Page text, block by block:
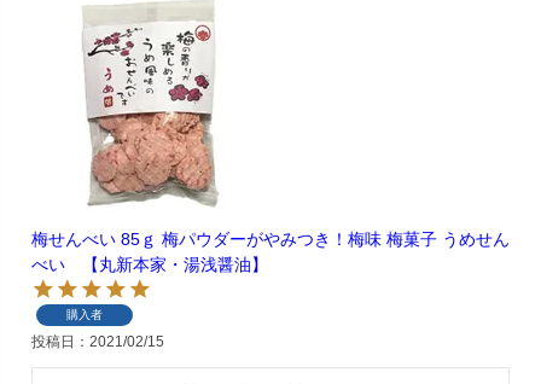
梅せんべい 85ｇ 梅パウダーがやみつき！梅味 梅菓子 うめせん
べい 【丸新本家・湯浅醤油】
購入者
投稿日 2021/02/15